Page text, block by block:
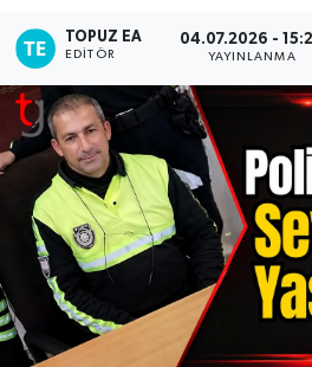
TOPUZ EA
EDITÖR
04.07.2026 -
YAYINLANMA
TEKNOLOJİ
TÜRKİYE
Haber Arşivi